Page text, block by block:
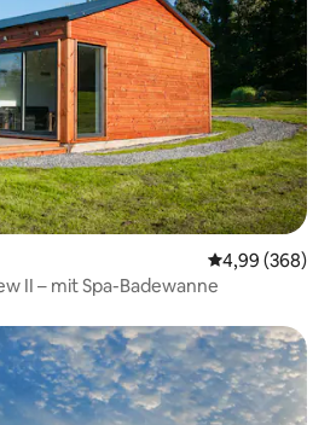
4,99 (368)
II – mit Spa-Badewanne